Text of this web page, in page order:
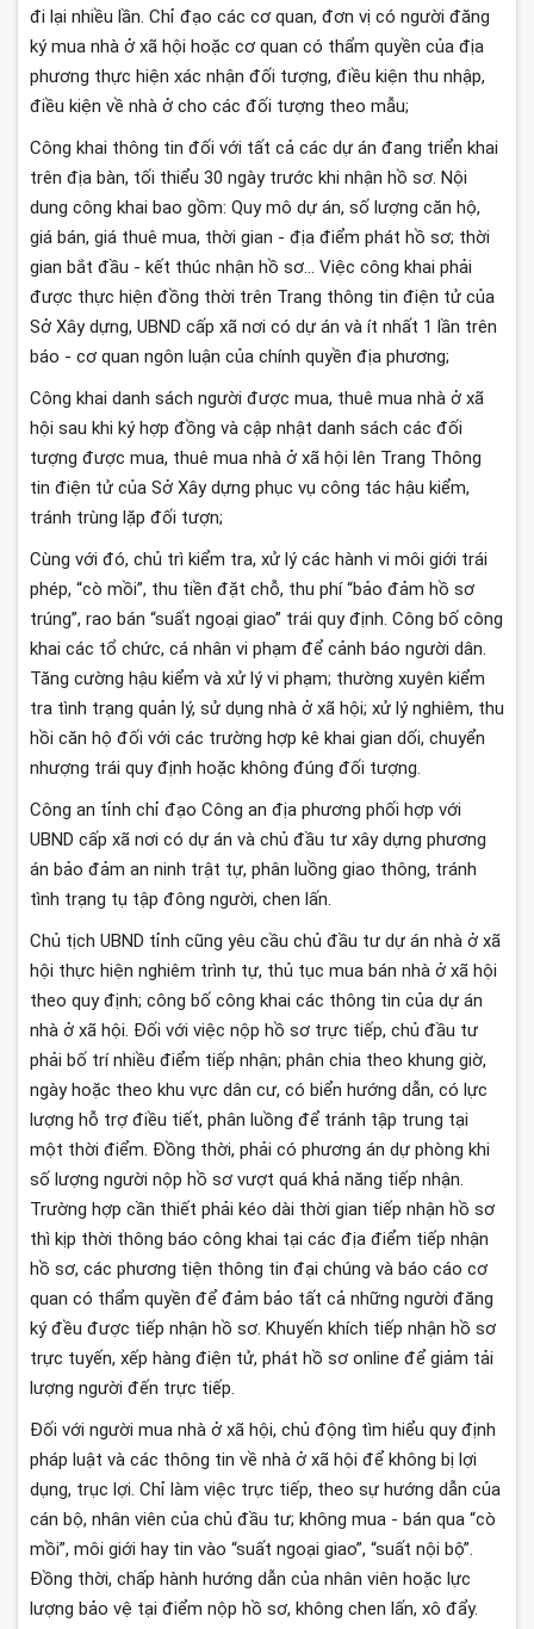
đi lại nhiều lần. Chỉ đạo các cơ quan, đơn vị có người đăng
ký mua nhà ở xã hội hoặc cơ quan có thẩm quyền của địa
phương thực hiện xác nhận đối tượng, điều kiện thu nhập,
điều kiện về nhà ở cho các đối tượng theo mẫu;
Công khai thông tin đối với tất cả các dự án đang triển khai
trên địa bàn, tối thiểu 30 ngày trước khi nhận hồ sơ. Nội
dung công khai bao gồm: Quy mô dự án, số lượng căn hộ,
giá bán, giá thuê mua, thời gian - địa điểm phát hồ sơ; thời
gian bắt đầu - kết thúc nhận hồ sơ… Việc công khai phải
được thực hiện đồng thời trên Trang thông tin điện tử của
Sở Xây dựng, UBND cấp xã nơi có dự án và ít nhất 1 lần trên
báo - cơ quan ngôn luận của chính quyền địa phương;
Công khai danh sách người được mua, thuê mua nhà ở xã
hội sau khi ký hợp đồng và cập nhật danh sách các đối
tượng được mua, thuê mua nhà ở xã hội lên Trang Thông
tin điện tử của Sở Xây dựng phục vụ công tác hậu kiểm,
tránh trùng lặp đối tượn;
Cùng với đó, chủ trì kiểm tra, xử lý các hành vi môi giới trái
phép, “cò mồi”, thu tiền đặt chỗ, thu phí “bảo đảm hồ sơ
trúng”, rao bán “suất ngoại giao” trái quy định. Công bố công
khai các tổ chức, cá nhân vi phạm để cảnh báo người dân.
Tăng cường hậu kiểm và xử lý vi phạm; thường xuyên kiểm
tra tình trạng quản lý, sử dụng nhà ở xã hội; xử lý nghiêm, thu
hồi căn hộ đối với các trường hợp kê khai gian dối, chuyển
nhượng trái quy định hoặc không đúng đối tượng.
Công an tỉnh chỉ đạo Công an địa phương phối hợp với
UBND cấp xã nơi có dự án và chủ đầu tư xây dựng phương
án bảo đảm an ninh trật tự, phân luồng giao thông, tránh
tình trạng tụ tập đông người, chen lấn.
Chủ tịch UBND tỉnh cũng yêu cầu chủ đầu tư dự án nhà ở xã
hội thực hiện nghiêm trình tự, thủ tục mua bán nhà ở xã hội
theo quy định; công bố công khai các thông tin của dự án
nhà ở xã hội. Đối với việc nộp hồ sơ trực tiếp, chủ đầu tư
phải bố trí nhiều điểm tiếp nhận; phân chia theo khung giờ,
ngày hoặc theo khu vực dân cư, có biển hướng dẫn, có lực
lượng hỗ trợ điều tiết, phân luồng để tránh tập trung tại
một thời điểm. Đồng thời, phải có phương án dự phòng khi
số lượng người nộp hồ sơ vượt quá khả năng tiếp nhận.
Trường hợp cần thiết phải kéo dài thời gian tiếp nhận hồ sơ
thì kịp thời thông báo công khai tại các địa điểm tiếp nhận
hồ sơ, các phương tiện thông tin đại chúng và báo cáo cơ
quan có thẩm quyền để đảm bảo tất cả những người đăng
ký đều được tiếp nhận hồ sơ. Khuyến khích tiếp nhận hồ sơ
trực tuyến, xếp hàng điện tử, phát hồ sơ online để giảm tải
lượng người đến trực tiếp.
Đối với người mua nhà ở xã hội, chủ động tìm hiểu quy định
pháp luật và các thông tin về nhà ở xã hội để không bị lợi
dụng, trục lợi. Chỉ làm việc trực tiếp, theo sự hướng dẫn của
cán bộ, nhân viên của chủ đầu tư; không mua - bán qua “cò
mồi”, môi giới hay tin vào “suất ngoại giao”, “suất nội bộ”.
Đồng thời, chấp hành hướng dẫn của nhân viên hoặc lực
lượng bảo vệ tại điểm nộp hồ sơ, không chen lấn, xô đẩy.